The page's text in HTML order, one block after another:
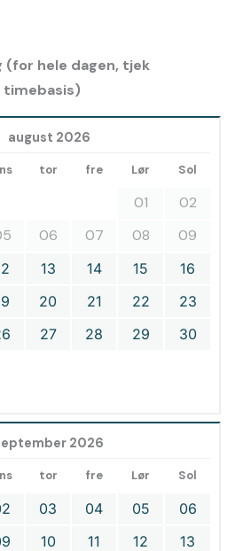
(for hele dagen, tjek
august 2026
tor fre Lør Sol
01
02
06 07 08 09
13 14 15
16
20 21 22
23
27 28 29
30
2026
tor fre Lør Sol
03 04 05
06
10 11 12
13